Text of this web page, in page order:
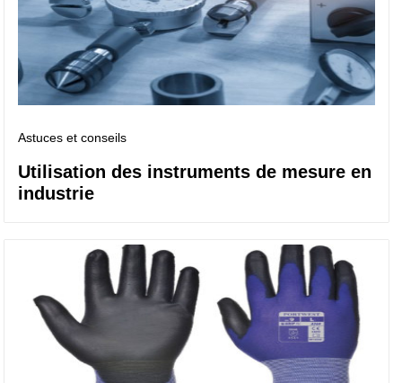
Astuces et conseils
Utilisation des instruments de mesure en
industrie